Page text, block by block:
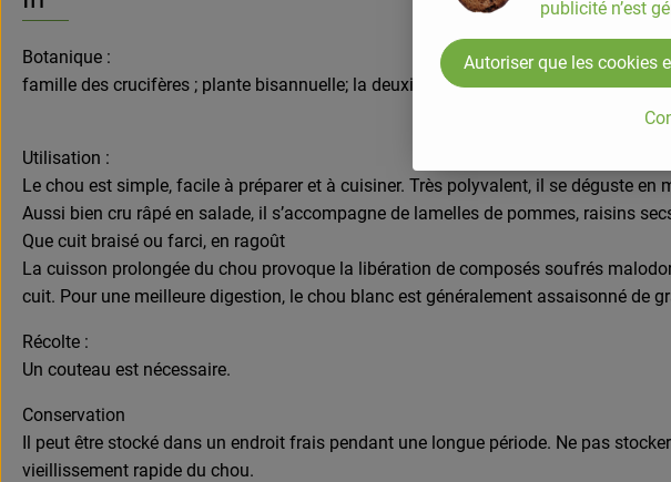
Botanique :
famille des crucifères ; plante bisannuelle; la deuxième année, inflorescence à
Utilisation :
Le chou est simple, facile à préparer et à cuisiner. Très polyvalent, il se déguste en
Aussi bien cru râpé en salade, il s’accompagne de lamelles de pommes, raisins
Que cuit braisé ou farci, en ragoût
La cuisson prolongée du chou provoque la libération de composés soufrés
cuit. Pour une meilleure digestion, le chou blanc est généralement assaisonné de
Récolte :
Un couteau est nécessaire.
Conservation
Il peut être stocké dans un endroit frais pendant une longue période. Ne pas
vieillissement rapide du chou.
publicité n’est
Autoriser que les cookies